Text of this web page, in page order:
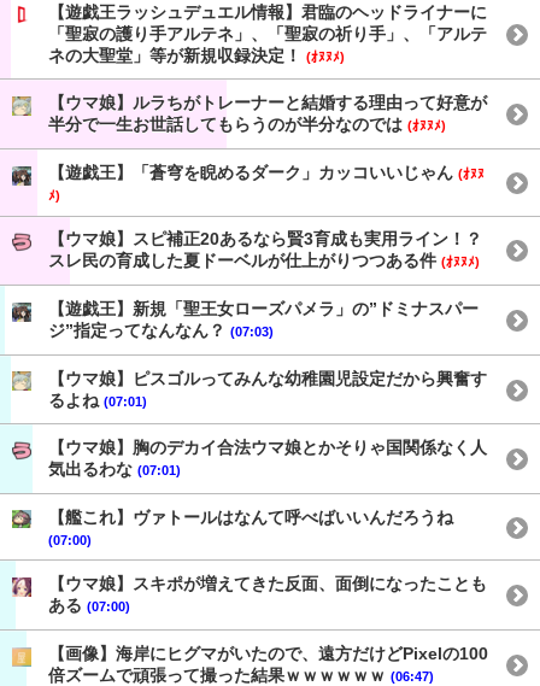
【遊戯王ラッシュデュエル情報】君臨のヘッドライナーに
「聖寂の護り手アルテネ」、「聖寂の祈り手」、「アルテ
ネの大聖堂」等が新規収録決定！
(ｵﾇﾇﾒ)
【ウマ娘】ルラちがトレーナーと結婚する理由って好意が
半分で一生お世話してもらうのが半分なのでは (ｵﾇﾇﾒ)
【遊戯王】「蒼穹を睨めるダーク」カッコいいじゃん (ｵﾇﾇ
ﾒ)
【ウマ娘】スピ補正20あるなら賢3育成も実用ライン！？
スレ民の育成した夏ドーベルが仕上がりつつある件 (ｵﾇﾇﾒ)
【遊戯王】新規「聖王女ローズパメラ」の”ドミナスパー
ジ”指定ってなんなん？ (07:03)
【ウマ娘】ピスゴルってみんな幼稚園児設定だから興奮す
るよね (07:01)
【ウマ娘】胸のデカイ合法ウマ娘とかそりゃ国関係なく人
気出るわな (07:01)
【艦これ】ヴァトールはなんて呼べばいいんだろうね
(07:00)
【ウマ娘】スキポが増えてきた反面、面倒になったことも
ある (07:00)
【画像】海岸にヒグマがいたので、遠方だけどPixelの100
倍ズームで頑張って撮った結果ｗｗｗｗｗｗ (06:47)